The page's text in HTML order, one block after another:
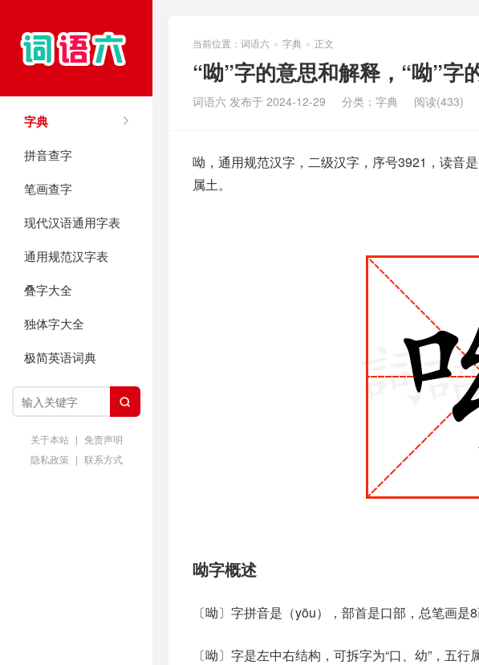
字典
拼音查字
笔画查字
现代汉语通用字表
通用规范汉字表
叠字大全
独体字大全
极简英语词典

关于本站 | 免责声明
隐私政策 | 联系方式
当前位置： 词语六 > 字典 > 正文
“呦”字的意思和解释，“呦”字
词语六 发布于 2024-12-29 分类： 字典 阅读(433)
呦，通用规范汉字，二级汉字，序号3921，读音
属土。
呦字概述
〔呦〕字拼音是（yōu），部首是口部，总笔画是8
〔呦〕字是左中右结构，可拆字为“口、幼”，五行